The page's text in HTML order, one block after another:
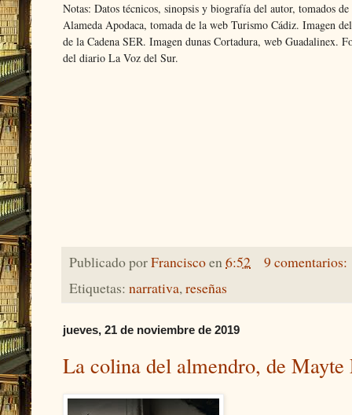
Notas: Datos técnicos, sinopsis y biografía del autor, tomados
Alameda Apodaca, tomada de la web Turismo Cádiz. Imagen
de la Cadena SER. Imagen dunas Cortadura, web Guadalinex.
del diario La Voz del Sur.
Publicado porFranciscoen6:52
9 comentarios:
Etiquetas: narrativa,reseñas
jueves, 21 de noviembre de 2019
La colina del almendro, de Mayte